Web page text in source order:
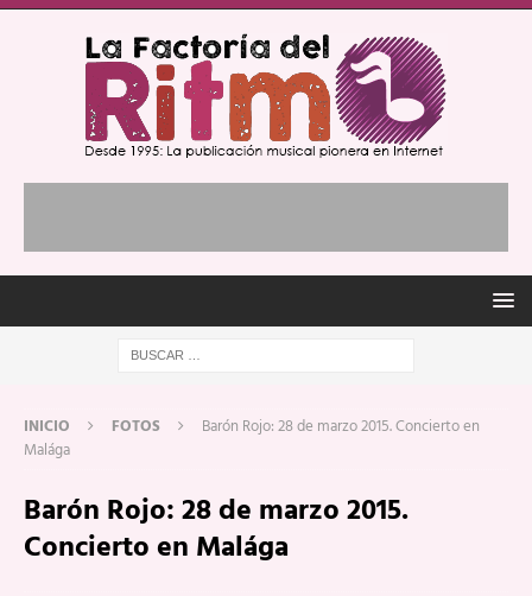
INICIO FOTOS
Barón Rojo: 28 de marzo 2015. Concierto en
Malága
Barón Rojo: 28 de marzo 2015.
Concierto en Malága